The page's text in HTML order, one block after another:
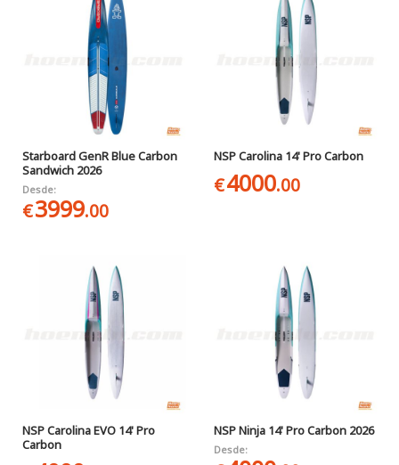
Starboard GenR Blue Carbon
Sandwich 2026
Desde:
€3999.00
NSP Carolina 14' Pro Carbon
€4000.00
NSP Carolina EVO 14' Pro
Carbon
NSP Ninja 14' Pro Carbon 2026
Desde: